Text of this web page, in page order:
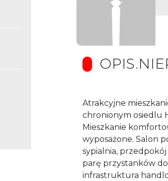
Atrakcyjne
chronionym osiedlu
Mieszkanie
wyposażone. Salon
sypialnia,
parę przystanków do
infrastruktura